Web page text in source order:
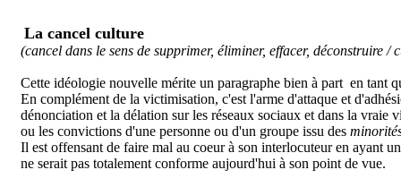
La cancel culture
(cancel dans le sens de supprimer, éliminer, effacer, déconstruire /
Cette idéologie nouvelle mérite un paragraphe bien à part en tant
En complément de la victimisation, c'est l'arme d'attaque et
dénonciation et la délation sur les réseaux sociaux et dans la
ou les convictions d'une personne ou d'un groupe issu des
Il est offensant de faire mal au coeur à son interlocuteur en ayant
ne serait pas totalement conforme aujourd'hui à son point de vue.